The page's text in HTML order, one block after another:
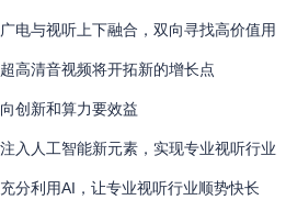
广电与视听上下融合，双向寻找高价值用
户
超高清音视频将开拓新的增长点
向创新和算力要效益
注入人工智能新元素，实现专业视听行业
创新
充分利用AI，让专业视听行业顺势快长